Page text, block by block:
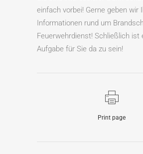
einfach vorbei! Gerne geben wir
Informationen rund um
Feuerwehrdienst! Schließlich ist
Aufgabe für Sie da zu sein!
Print page